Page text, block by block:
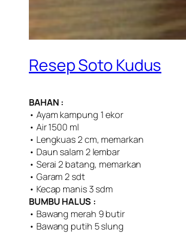
Resep Soto Kudus
BAHAN :
• Ayam kampung 1 ekor
• Air 1500 ml
• Lengkuas 2 cm, memarkan
• Daun salam 2 lembar
• Serai 2 batang, memarkan
• Garam 2 sdt
• Kecap manis 3 sdm
BUMBU HALUS :
• Bawang merah 9 butir
• Bawang putih 5 slung